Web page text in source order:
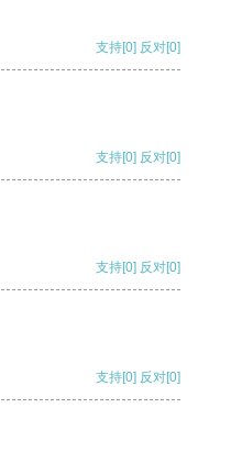
支持[0] 反对[0]
支持[0] 反对[0]
支持[0] 反对[0]
支持[0] 反对[0]